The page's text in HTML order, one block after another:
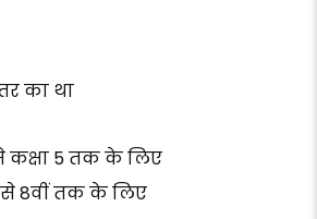
का था
कक्षा 5 तक के लिए
से 8वीं तक के लिए